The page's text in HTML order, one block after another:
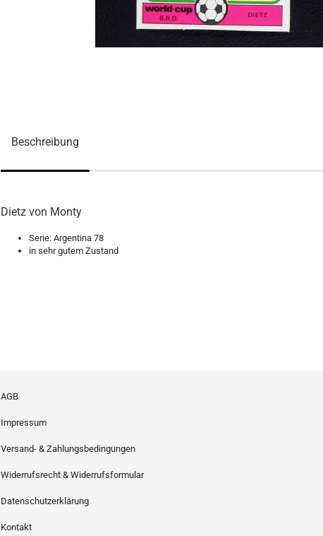
Beschreibung
Dietz von Monty
Serie: Argentina 78
in sehr gutem Zustand
AGB
Impressum
Versand- & Zahlungsbedingungen
Widerrufsrecht & Widerrufsformular
Datenschutzerklärung
Kontakt